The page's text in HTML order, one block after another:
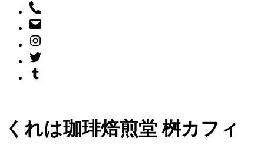
くれは珈琲焙煎堂 桝カフィ